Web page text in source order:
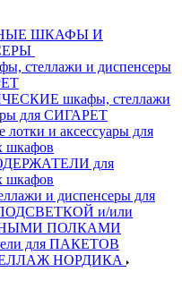
ШКАФЫ И
стеллажи и диспенсеры
шкафы, стеллажи
для СИГАРЕТ
лотки и аксессуары для
шкафов
для
шкафов
и диспенсеры для
ПОДСВЕТКОЙ и/или
ПОЛКАМИ
для ПАКЕТОВ
НОРДИКА